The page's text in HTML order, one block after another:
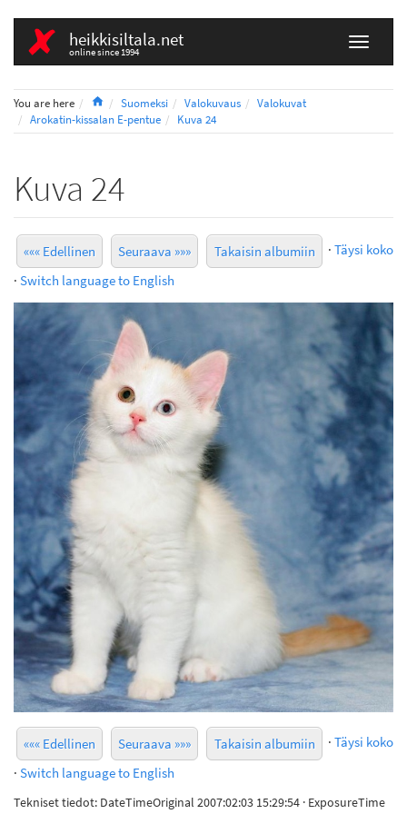
heikkisiltala.net
online since 1994
You are here HomeSuomeksi Valokuvaus
Valokuvat
Arokatin-kissalan E-pentue
Kuva 24
Kuva 24
««« Edellinen Seuraava »»» Takaisin albumiin · Täysi koko
· Switch language to English
««« Edellinen Seuraava »»» Takaisin albumiin · Täysi koko
· Switch language to English
Tekniset tiedot: DateTimeOriginal 2007:02:03 15:29:54 · ExposureTime